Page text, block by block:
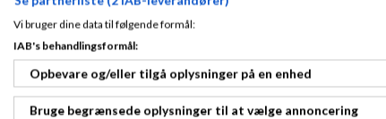
Tilmeldt 12. Nov
magemonkey-
Du kan med
http://siino.dk
Vi bruger dine data til følgende formål:
IAB's behandlingsformål:
Opbevare og/eller tilgå oplysninger på en enhed
Bruge begrænsede oplysninger til at vælge annoncering